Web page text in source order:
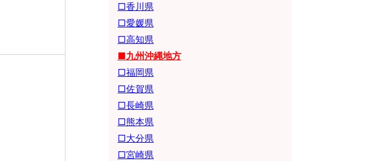
□香川県
□愛媛県
□高知県
■九州沖縄地方
□福岡県
□佐賀県
□長崎県
□熊本県
□大分県
□宮崎県